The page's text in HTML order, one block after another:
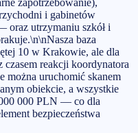
zapotrzebowanie),
i gabinetów
oraz utrzymaniu szkół i
baza
10 w Krakowie, ale dla
reakcji koordynatora
można uruchomić skanem
obiekcie, a wszystkie
000 000 PLN — co dla
bezpieczeństwa